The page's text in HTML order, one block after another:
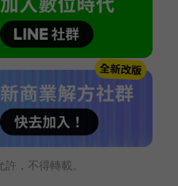
，不得轉載。